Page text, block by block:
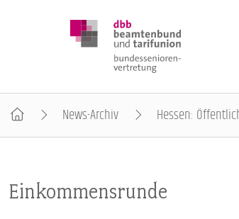
POSITIONEN
News-Archiv Hessen:
Einkommensrunde